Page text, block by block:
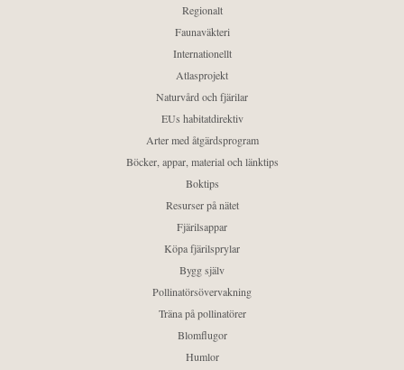
Regionalt
Faunaväkteri
Internationellt
Atlasprojekt
Naturvård och fjärilar
EUs habitatdirektiv
Arter med åtgärdsprogram
Böcker, appar, material och länktips
Boktips
Resurser på nätet
Fjärilsappar
Köpa fjärilsprylar
Bygg själv
Pollinatörsövervakning
Träna på pollinatörer
Blomflugor
Humlor